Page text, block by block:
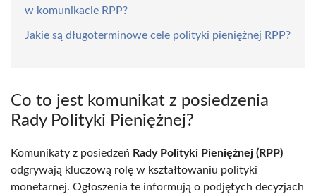
w komunikacie RPP?
Jakie są długoterminowe cele polityki pieniężnej RPP?
Co to jest komunikat z posiedzenia
Rady Polityki Pieniężnej?
Komunikaty z posiedzeń Rady Polityki Pieniężnej (RPP)
odgrywają kluczową rolę w kształtowaniu polityki
monetarnej. Ogłoszenia te informują o podjętych decyzjach